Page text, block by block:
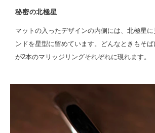
秘密の北極星
マットの入ったデザインの内側には、北極星
ンドを星型に留めています。どんなときもそ
が2本のマリッジリングそれぞれに現れます。